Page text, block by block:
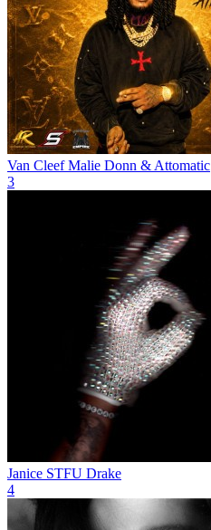
Van Cleef Malie Donn & Attomatic
3
Janice STFU Drake
4